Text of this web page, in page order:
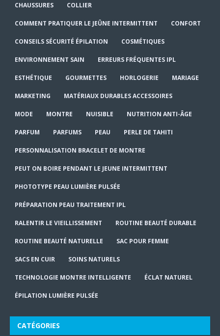
CHAUSSURES COLLIER
COMMENT PRATIQUER LE JEÛNE INTERMITTENT CONFORT
CONSEILS SÉCURITÉ ÉPILATION COSMÉTIQUES
ENVIRONNEMENT SAIN ERREURS FRÉQUENTES IPL
ESTHÉTIQUE GOURMETTES HORLOGERIE MARIAGE
MARKETING MATÉRIAUX DURABLES ACCESSOIRES
MODE MONTRE NUISIBLE NUTRITION ANTI-ÂGE
PARFUM PARFUMS PEAU PERLE DE TAHITI
PERSONNALISATION BRACELET DE MONTRE
PEUT ON BOIRE PENDANT LE JEUNE INTERMITTENT
PHOTOTYPE PEAU LUMIÈRE PULSÉE
PRÉPARATION PEAU TRAITEMENT IPL
RALENTIR LE VIEILLISSEMENT ROUTINE BEAUTÉ DURABLE
ROUTINE BEAUTÉ NATURELLE SAC POUR FEMME
SACS EN CUIR SOINS NATURELS
TECHNOLOGIE MONTRE INTELLIGENTE ÉCLAT NATUREL
ÉPILATION LUMIÈRE PULSÉE
CATÉGORIES